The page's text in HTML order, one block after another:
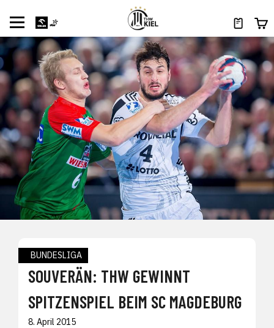
BUNDESLIGA
SOUVERÄN: THW GEWINNT
SPITZENSPIEL BEIM SC MAGDEBURG
8. April 2015